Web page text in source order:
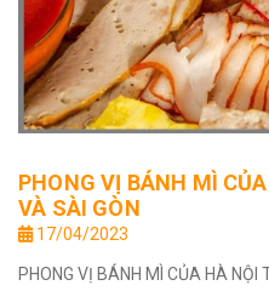
PHONG VỊ BÁNH MÌ
VÀ SÀI GÒN
17/04/2023
PHONG VỊ BÁNH MÌ CỦA HÀ NỘI